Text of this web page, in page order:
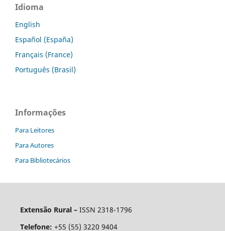
Idioma
English
Español (España)
Français (France)
Português (Brasil)
Informações
Para Leitores
Para Autores
Para Bibliotecários
Extensão Rural – ISSN 2318-1796
Telefone: +55 (55) 3220 9404